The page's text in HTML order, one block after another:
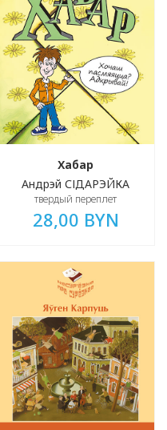
Хабар
Андрэй СІДАРЭЙКА
твердый переплет
28,00 BYN